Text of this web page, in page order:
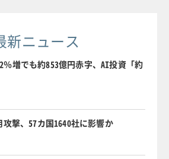
新ニュース
％増でも約853億円赤字、AI投資「約
撃、57カ国1640社に影響か